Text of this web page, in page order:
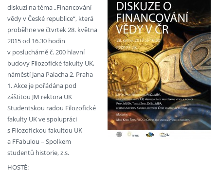
diskuzi na téma „Financování
vědy v České republice“, která
proběhne ve čtvrtek 28. května
2015 od 16.30 hodin
v posluchárně č. 200 hlavní
budovy Filozofické fakulty UK,
náměstí Jana Palacha 2, Praha
1. Akce je pořádána pod
záštitou JM rektora UK
Studentskou radou Filozofické
fakulty UK ve spolupráci
s Filozofickou fakultou UK
a FFabulou – Spolkem
studentů historie, z.s.
HOSTÉ: